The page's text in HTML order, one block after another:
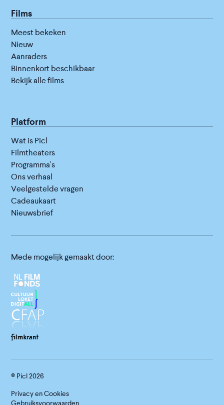
Films
Meest bekeken
Nieuw
Aanraders
Binnenkort beschikbaar
Bekijk alle films
Platform
Wat is Picl
Filmtheaters
Programma's
Ons verhaal
Veelgestelde vragen
Cadeaukaart
Nieuwsbrief
Mede mogelijk gemaakt door:
© Picl2026
Privacy en Cookies
Gebruiksvoorwaarden